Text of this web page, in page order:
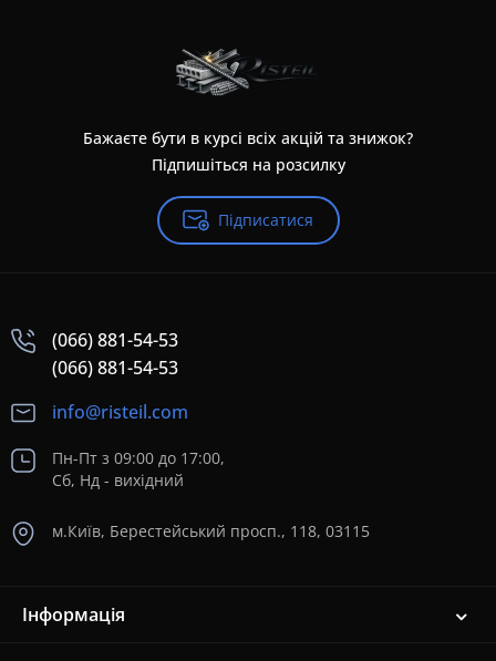
Бажаєте бути в курсі всіх акцій та знижок?
Підпишіться на розсилку
Підписатися
(066) 881-54-53
(066) 881-54-53
info@risteil.com
Пн-Пт з 09:00 до 17:00,
Сб, Нд - вихідний
м.Київ, Берестейський просп., 118, 03115
Інформація